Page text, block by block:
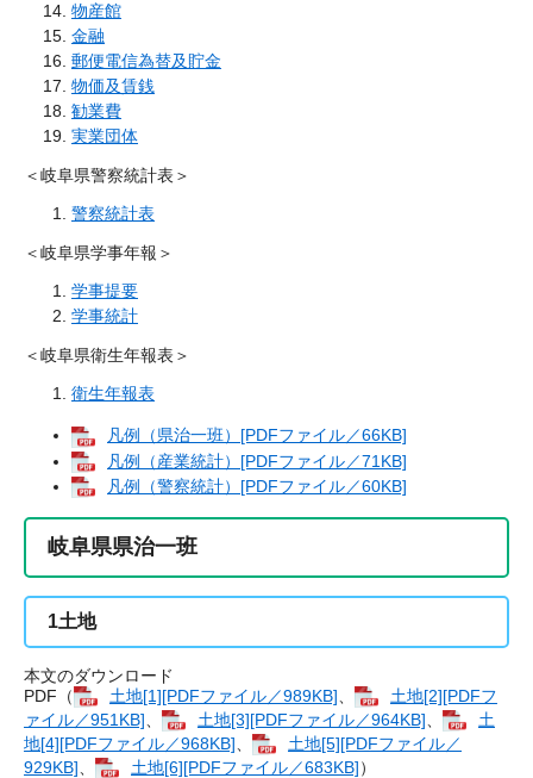
物産館
金融
郵便電信為替及貯金
物価及賃銭
勧業費
実業団体
＜岐阜県警察統計表＞
警察統計表
＜岐阜県学事年報＞
学事提要
学事統計
＜岐阜県衛生年報表＞
衛生年報表
凡例（県治一班）[PDFファイル／66KB]
凡例（産業統計）[PDFファイル／71KB]
凡例（警察統計）[PDFファイル／60KB]
岐阜県県治一班
1土地
本文のダウンロード
PDF（
土地​[1][PDFファイル／989KB]
土地​[2][PDFフ
ァイル／951KB]
土地​[3][PDFファイル／964KB]
土
地​[4][PDFファイル／968KB]
土地​[5][PDFファイル／
929KB]
土地​[6][PDFファイル／683KB]）